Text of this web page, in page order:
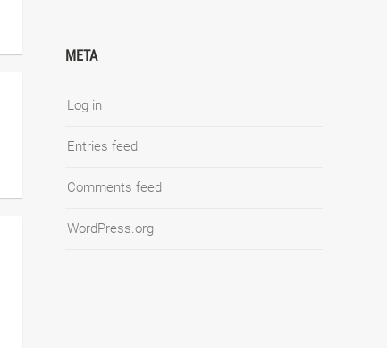
META
Log in
Entries feed
Comments feed
WordPress.org